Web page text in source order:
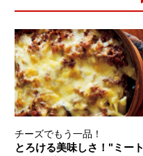
チーズでもう一品！
とろける美味しさ！"ミート